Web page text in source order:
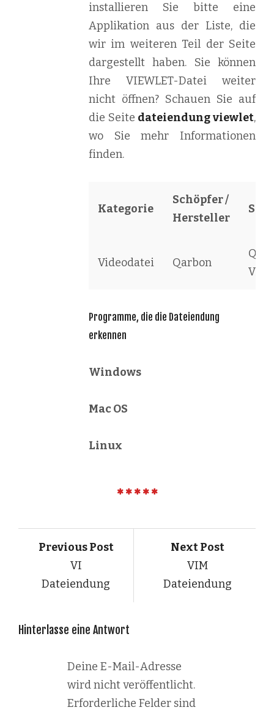
installieren Sie bitte eine
Applikation aus der Liste, die
wir im weiteren Teil der Seite
dargestellt haben. Sie können
Ihre VIEWLET-Datei weiter
nicht öffnen? Schauen Sie auf
die Seite dateiendung viewlet,
wo Sie mehr Informationen
finden.
Kategorie
Schöpfer /
Hersteller
Videodatei Qarbon
Programme, die die Dateiendung
erkennen
Windows
Mac OS
Linux
Previous Post
VI
Dateiendung
Next Post
VIM
Dateiendung
Hinterlasse eine Antwort
Deine E-Mail-Adresse
wird nicht veröffentlicht.
Erforderliche Felder sind